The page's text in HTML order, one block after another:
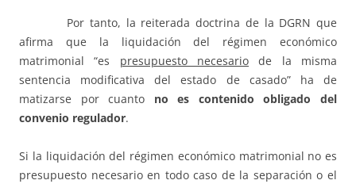
Por tanto, la reiterada doctrina de la DGRN que
afirma que la liquidación del régimen económico
matrimonial “es presupuesto necesario de la misma
sentencia modificativa del estado de casado” ha de
matizarse por cuanto no es contenido obligado del
convenio regulador.
Si la liquidación del régimen económico matrimonial no es
presupuesto necesario en todo caso de la separación o el